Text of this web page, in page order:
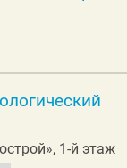
1-й этаж